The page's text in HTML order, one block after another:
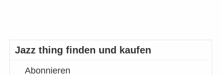
Jazz thing finden und kaufen
Abonnieren